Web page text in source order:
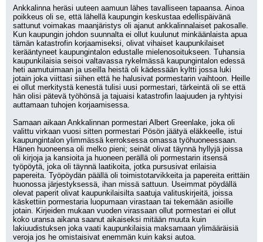
Ankkalinna heräsi uuteen aamuun lähes tavalliseen tapaansa. Ainoa
poikkeus oli se, että lähellä kaupungin keskustaa edellispäivänä
sattunut voimakas maanjäristys oli ajanut ankkalinnalaiset pakosalle.
Kun kaupungin johdon suunnalta ei ollut kuulunut minkäänlaista apua
tämän katastrofin korjaamiseksi, olivat vihaiset kaupunkilaiset
kerääntyneet kaupungintalon edustalle mielenosoitukseen. Tuhansia
kaupunkilaisia seisoi valtavassa rykelmässä kaupungintalon edessä
heti aamutuimaan ja useilla heistä oli kädessään kyltti jossa luki
jotain joka viittasi siihen että he halusivat pormestarin vaihtoon. Heille
ei ollut merkitystä kenestä tulisi uusi pormestari, tärkeintä oli se että
hän olisi pätevä työhönsä ja tajuaisi katastrofin laajuuden ja ryhtyisi
auttamaan tuhojen korjaamisessa.
Samaan aikaan Ankkalinnan pormestari Albert Greenlake, joka oli
valittu virkaan vuosi sitten pormestari Pösön jäätyä eläkkeelle, istui
kaupungintalon ylimmässä kerroksessa omassa työhuoneessaan.
Hänen huoneensa oli melko pieni; seinät olivat täynnä hyllyjä joissa
oli kirjoja ja kansioita ja huoneen perällä oli pormestarin itsensä
työpöytä, joka oli täynnä laatikoita, jotka pursusivat erilaisia
papereita. Työpöydän päällä oli toimistotarvikkeita ja papereita erittäin
huonossa järjestyksessä, ihan missä sattuun. Useimmat pöydällä
olevat paperit olivat kaupunkilaisilta saatuja valituskirjeitä, joissa
käskettiin pormestaria luopumaan virastaan tai tekemään asioille
jotain. Kirjeiden mukaan vuoden virassaan ollut pormestari ei ollut
koko uransa aikana saanut aikaiseksi mitään muuta kuin
lakiuudistuksen joka vaati kaupunkilaisia maksamaan ylimääräisiä
veroja jos he omistaisivat enemmän kuin kaksi autoa.